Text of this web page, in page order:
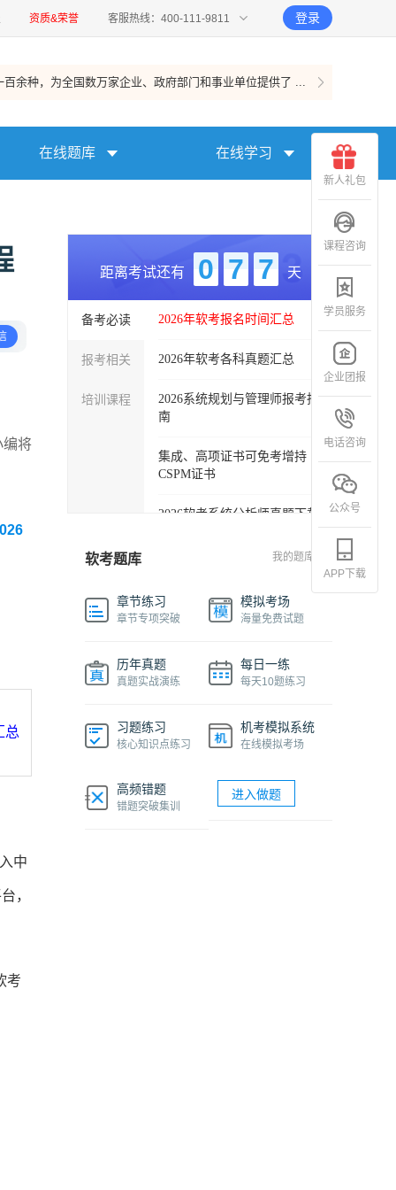
资质&荣誉 客服热线：400-111-9811 登录
百余种，为全国数万家企业、政府部门和事业单位提供了 ...
在线题库 在线学习
编将
总
中
，
考
距离考试还有 0 7 7 天
备考必读
报考相关
培训课程
2026年软考报名时间汇总
2026年软考各科真题汇总
2026系统规划与管理师报考指
南
集成、高项证书可免考增持
CSPM证书
2026软考系统分析师真题下载
软考各科目自学必备学习包
2027年信息系统项目管理师精
品班
费课程
机考系统操作流程及画图讲解
软考网络工程师视频课程
软考题库 我的题库
章节练习
章节专项突破
模拟考场
海量免费试题
历年真题
真题实战演练
每日一练
每天10题练习
习题练习
核心知识点练习
机考模拟系统
在线模拟考场
高频错题
错题突破集训
进入做题
新人礼包
课程咨询
学员服务
企业团报
电话咨询
公众号
APP下载